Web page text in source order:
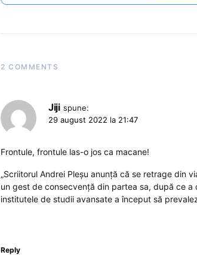
2 COMMENTS
Jiji spune:
29 august 2022 la 21:47
Frontule, frontule las-o jos ca macane!
„Scriitorul Andrei Pleşu anunţă că se retrage din
un gest de consecvenţă din partea sa, după ce
institutele de studii avansate a început să
Reply